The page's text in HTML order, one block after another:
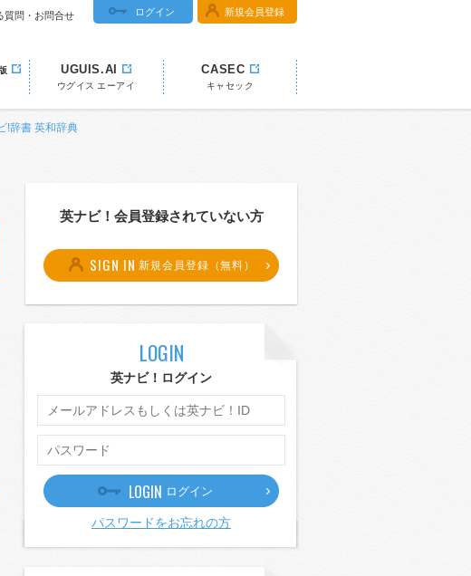
質問・お問合せ ログイン 新規会員登録
UGUIS.AI
ウグイス エーアイ
CASEC
キャセック
!辞書 英和辞典
英ナビ！会員登録されていない方
SIGN IN 新規会員登録（無料）
LOGIN
英ナビ！ログイン
LOGIN ログイン
パスワードをお忘れの方